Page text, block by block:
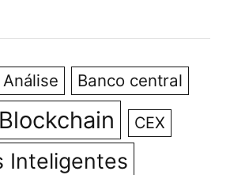
Análise Banco central
Blockchain CEX
Inteligentes